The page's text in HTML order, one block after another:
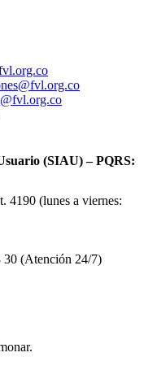
(SIAU) – PQRS:
4190 (lunes a viernes:
30 (Atención 24/7)